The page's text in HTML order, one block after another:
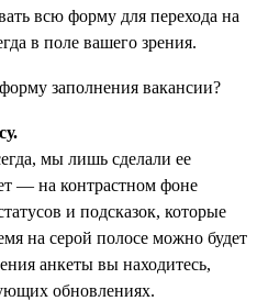
всю форму для перехода на
в поле вашего зрения.
мы лишь сделали ее
— на контрастном фоне
и подсказок, которые
на серой полосе можно будет
анкеты вы находитесь,
обновлениях.